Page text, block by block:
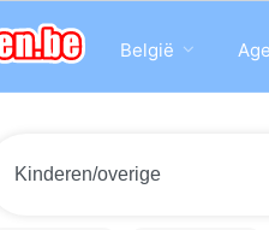
België